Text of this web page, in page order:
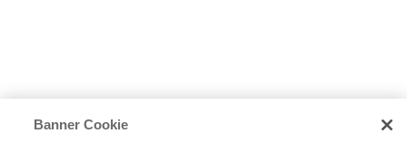
Banner Cookie